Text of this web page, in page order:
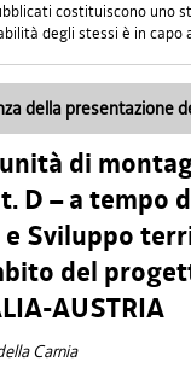
costituiscono uno
degli stessi è in capo
della presentazione
di
D – a
e Sviluppo
del
AUSTRIA
Carnia